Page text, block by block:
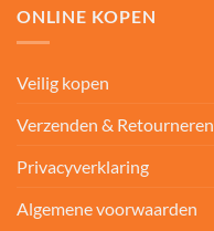
ONLINE KOPEN
Veilig kopen
Verzenden & Retourneren
Privacyverklaring
Algemene voorwaarden